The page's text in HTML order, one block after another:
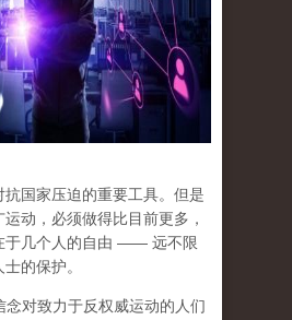
国家压迫的重要工具。但是
动，必须做得比目前更多，
于几个人的自由 —— 远不限
的保护。
对致力于反权威运动的人们